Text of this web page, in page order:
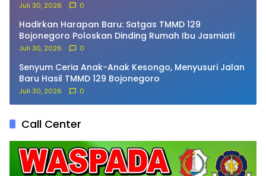
Juli 30, 2026 0
Hadirkan Harapan Baru: Satgas TMMD 129
Bojonegoro Poloskan Dinding Rumah Ibu Jasmiati
Juli 30, 2026 0
Senyum Ceria Anak-Anak Kesongo, Menyusuri Jalan
Baru Hasil TMMD 129 Bojonegoro
Juli 30, 2026 0
Call Center